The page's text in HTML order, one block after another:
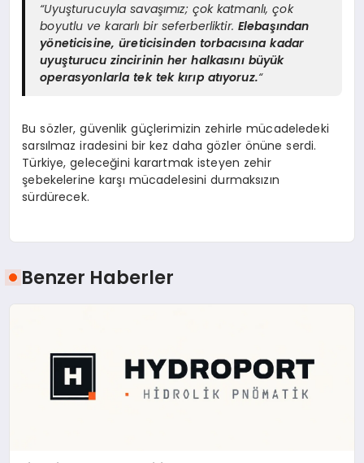
“Uyuşturucuyla savaşımız; çok katmanlı, çok
boyutlu ve kararlı bir seferberliktir. Elebaşından
yöneticisine, üreticisinden torbacısına kadar
uyuşturucu zincirinin her halkasını büyük
operasyonlarla tek tek kırıp atıyoruz.“
Bu sözler, güvenlik güçlerimizin zehirle mücadeledeki
sarsılmaz iradesini bir kez daha gözler önüne serdi.
Türkiye, geleceğini karartmak isteyen zehir
şebekelerine karşı mücadelesini durmaksızın
sürdürecek.
Benzer Haberler